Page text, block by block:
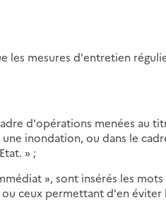
les mesures d'entretien
d'opérations menées au
inondation, ou dans le
» ;
», sont insérés les mots
ceux permettant d'en éviter